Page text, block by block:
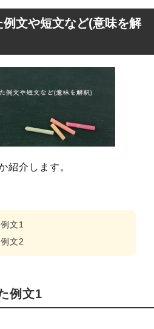
例文や短文など(意味を解
紹介します。
文1
文2
例文1